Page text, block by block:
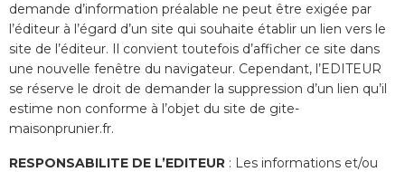
demande d’information préalable ne peut être exigée par
l’éditeur à l’égard d’un site qui souhaite établir un lien vers le
site de l’éditeur. Il convient toutefois d’afficher ce site dans
une nouvelle fenêtre du navigateur. Cependant, l’EDITEUR
se réserve le droit de demander la suppression d’un lien qu’il
estime non conforme à l’objet du site de gite-
maisonprunier.fr.
RESPONSABILITE DE L’EDITEUR : Les informations et/ou